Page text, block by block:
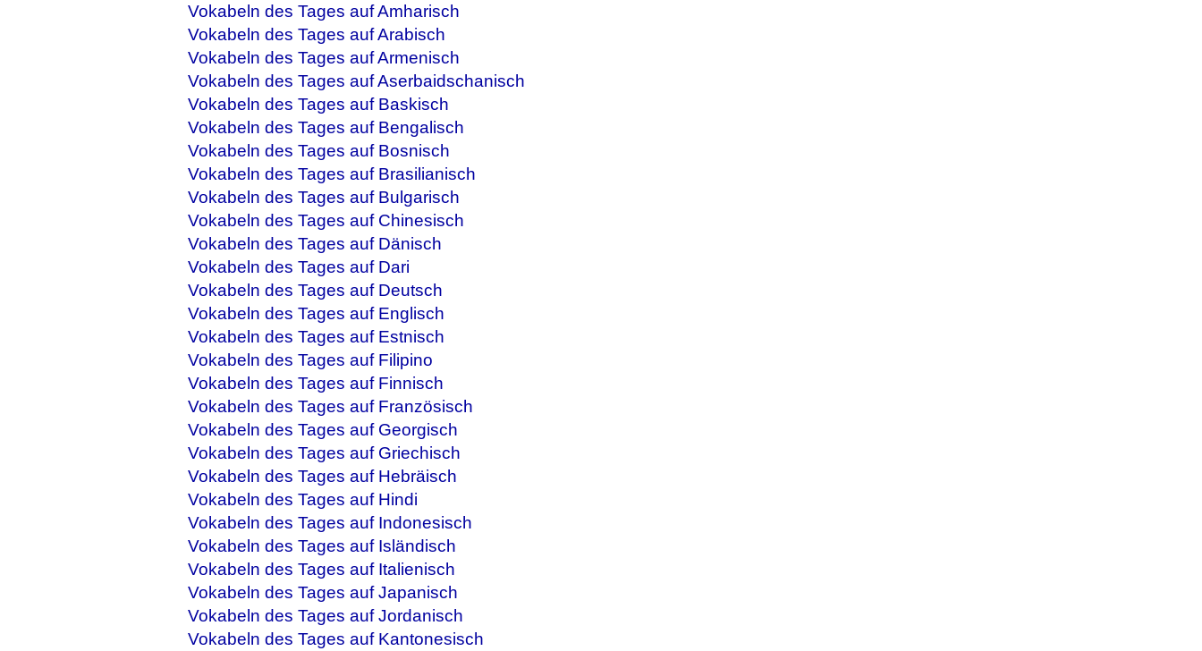
Vokabeln des Tages auf Amharisch
Vokabeln des Tages auf Arabisch
Vokabeln des Tages auf Armenisch
Vokabeln des Tages auf Aserbaidschanisch
Vokabeln des Tages auf Baskisch
Vokabeln des Tages auf Bengalisch
Vokabeln des Tages auf Bosnisch
Vokabeln des Tages auf Brasilianisch
Vokabeln des Tages auf Bulgarisch
Vokabeln des Tages auf Chinesisch
Vokabeln des Tages auf Dänisch
Vokabeln des Tages auf Dari
Vokabeln des Tages auf Deutsch
Vokabeln des Tages auf Englisch
Vokabeln des Tages auf Estnisch
Vokabeln des Tages auf Filipino
Vokabeln des Tages auf Finnisch
Vokabeln des Tages auf Französisch
Vokabeln des Tages auf Georgisch
Vokabeln des Tages auf Griechisch
Vokabeln des Tages auf Hebräisch
Vokabeln des Tages auf Hindi
Vokabeln des Tages auf Indonesisch
Vokabeln des Tages auf Isländisch
Vokabeln des Tages auf Italienisch
Vokabeln des Tages auf Japanisch
Vokabeln des Tages auf Jordanisch
Vokabeln des Tages auf Kantonesisch